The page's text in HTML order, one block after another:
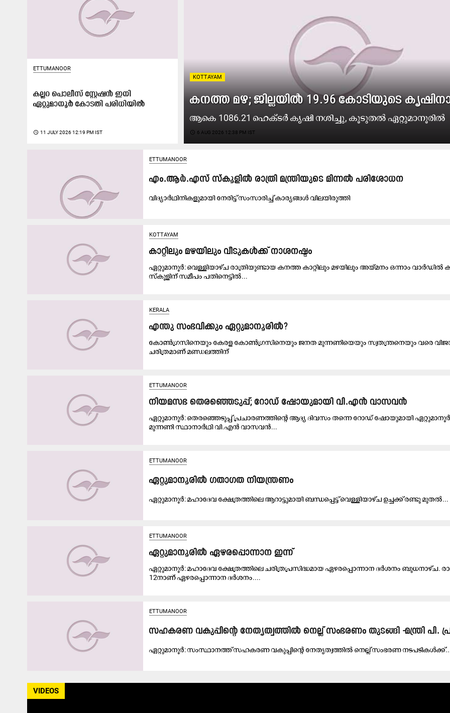
KOTTAYAM
കനത്ത മഴ; ജില്ലയില്‍ 19.96 കോടിയുടെ
ആകെ 1086.21 ഹെക്ടര്‍ കൃഷി നശിച്ചു, കൂടുതല്‍ ഏറ്റുമാനൂരിൽ
access_time 6 AUG 2026 12:38 PM IST
ETTUMANOOR
കല്ലറ പൊലീസ് സ്റ്റേഷൻ ഇനി
ഏറ്റുമാനൂർ കോടതി പരിധിയിൽ
access_time 11 JULY 2026 12:19 PM IST
ETTUMANOOR
എം.ആർ.എസ് സ്കൂളിൽ രാത്രി മന്ത്രിയുടെ മിന്നൽ പരിശോധന
വിദ്യാർഥിനികളുമായി നേരിട്ട് സംസാരിച്ച് കാര്യങ്ങൾ വിലയിരുത്തി
KOTTAYAM
കാറ്റിലും മഴയിലും വീടുകൾക്ക് നാശനഷ്ടം
ഏറ്റുമാനൂർ: വെള്ളിയാഴ്ച രാത്രിയുണ്ടായ കനത്ത കാറ്റിലും മഴയിലും അയ്മനം ഒന്നാം വാർഡിൽ
സ്കൂളിന് സമീപം പതിനെട്ടിൽ...
KERALA
എന്തു സംഭവിക്കും ഏറ്റുമാനൂരിൽ?
കോൺഗ്രസിനെയും കേരള കോൺഗ്രസിനെയും ജനത മുന്നണിയെയും സ്വതന്ത്രനെയും വരെ
ചരിത്രമാണ് മണ്ഡലത്തിന്
ETTUMANOOR
നിയമസഭ തെരഞ്ഞെടുപ്പ്; റോഡ് ഷോയുമായി വി.എൻ വാസവൻ
ഏറ്റുമാനൂർ: തെരഞ്ഞെടുപ്പ് പ്രചാരണത്തിന്‍റെ ആദ്യ ദിവസം തന്നെ റോഡ് ഷോയുമായി
മുന്നണി സ്ഥാനാർഥി വി.എൻ വാസവൻ...
ETTUMANOOR
ഏ​റ്റു​മാ​നൂ​രി​ൽ ഗ​താ​ഗ​ത നി​യ​ന്ത്ര​ണം
ഏ​റ്റു​മാ​നൂ​ര്‍: മ​ഹാ​ദേ​വ ക്ഷേ​ത്ര​ത്തി​ലെ ആ​റാ​ട്ടു​മാ​യി ബ​ന്ധ​പ്പെ​ട്ട് വെ​ള്ളി​യാ​ഴ്ച ഉ​ച്ച​ക്ക് ര​ണ്ടു മു​ത​ല്‍...
ETTUMANOOR
ഏറ്റുമാനൂരിൽ ഏഴരപ്പൊന്നാന ഇന്ന്
ഏറ്റുമാനൂർ: മഹാദേവ ക്ഷേത്രത്തിലെ ചരിത്രപ്രസിദ്ധമായ ഏഴരപ്പൊന്നാന ദർശനം ബുധനാഴ്ച.
12നാണ് ഏഴരപ്പൊന്നാന ദർശനം....
ETTUMANOOR
സഹകരണ വകുപ്പിന്റെ നേതൃത്വത്തില്‍ നെല്ല് സംഭരണം തുടങ്ങി -മന്ത്രി പി.
ഏ​റ്റു​മാ​നൂ​ർ: സം​സ്ഥാ​ന​ത്ത് സ​ഹ​ക​ര​ണ വ​കു​പ്പി​ന്റെ നേ​തൃ​ത്വ​ത്തി​ല്‍ നെ​ല്ല് സം​ഭ​ര​ണ
VIDEOS